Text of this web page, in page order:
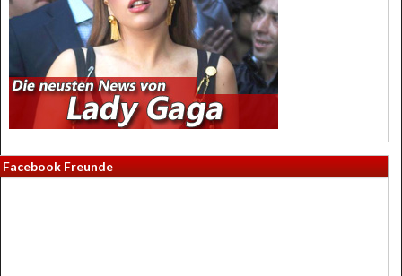
Facebook Freunde